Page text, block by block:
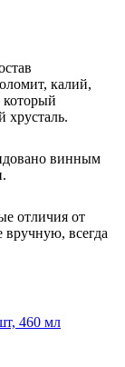
калий,
который
хрусталь.
винным
отличия от
всегда
460 мл